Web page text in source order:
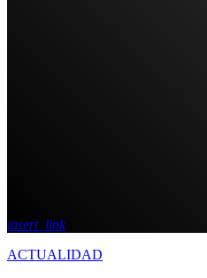
insert_link
ACTUALIDAD